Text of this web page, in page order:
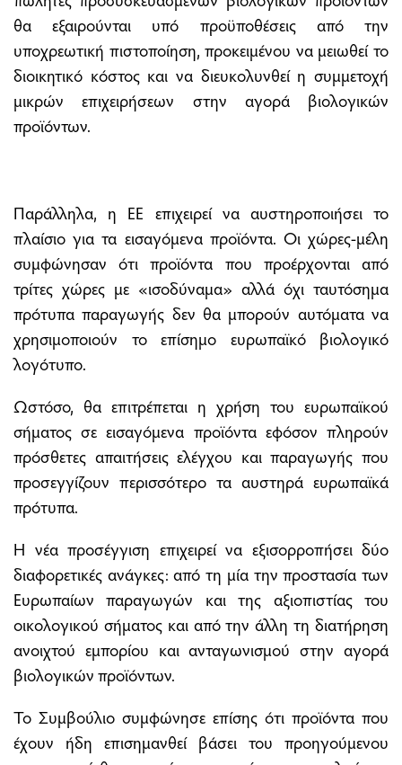
θα εξαιρούνται υπό προϋποθέσεις από την
υποχρεωτική πιστοποίηση, προκειμένου να μειωθεί το
διοικητικό κόστος και να διευκολυνθεί η συμμετοχή
μικρών επιχειρήσεων στην αγορά βιολογικών
προϊόντων.
Παράλληλα, η ΕΕ επιχειρεί να αυστηροποιήσει το
πλαίσιο για τα εισαγόμενα προϊόντα. Οι χώρες-μέλη
συμφώνησαν ότι προϊόντα που προέρχονται από
τρίτες χώρες με «ισοδύναμα» αλλά όχι ταυτόσημα
πρότυπα παραγωγής δεν θα μπορούν αυτόματα να
χρησιμοποιούν το επίσημο ευρωπαϊκό βιολογικό
λογότυπο.
Ωστόσο, θα επιτρέπεται η χρήση του ευρωπαϊκού
σήματος σε εισαγόμενα προϊόντα εφόσον πληρούν
πρόσθετες απαιτήσεις ελέγχου και παραγωγής που
προσεγγίζουν περισσότερο τα αυστηρά ευρωπαϊκά
πρότυπα.
Η νέα προσέγγιση επιχειρεί να εξισορροπήσει δύο
διαφορετικές ανάγκες: από τη μία την προστασία των
Ευρωπαίων παραγωγών και της αξιοπιστίας του
οικολογικού σήματος και από την άλλη τη διατήρηση
ανοιχτού εμπορίου και ανταγωνισμού στην αγορά
βιολογικών προϊόντων.
Το Συμβούλιο συμφώνησε επίσης ότι προϊόντα που
έχουν ήδη επισημανθεί βάσει του προηγούμενου